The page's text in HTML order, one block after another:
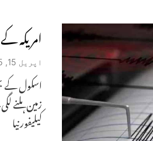
امریکہ
اپریل 15, 2025
اسکول کے
کیلیفورنیا